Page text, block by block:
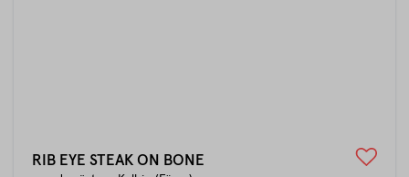
RIB EYE STEAK ON BONE